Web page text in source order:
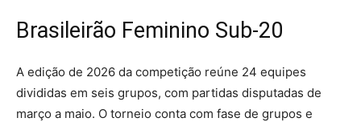
Brasileirão Feminino Sub-20
A edição de 2026 da competição reúne 24 equipes
divididas em seis grupos, com partidas disputadas de
março a maio. O torneio conta com fase de grupos e